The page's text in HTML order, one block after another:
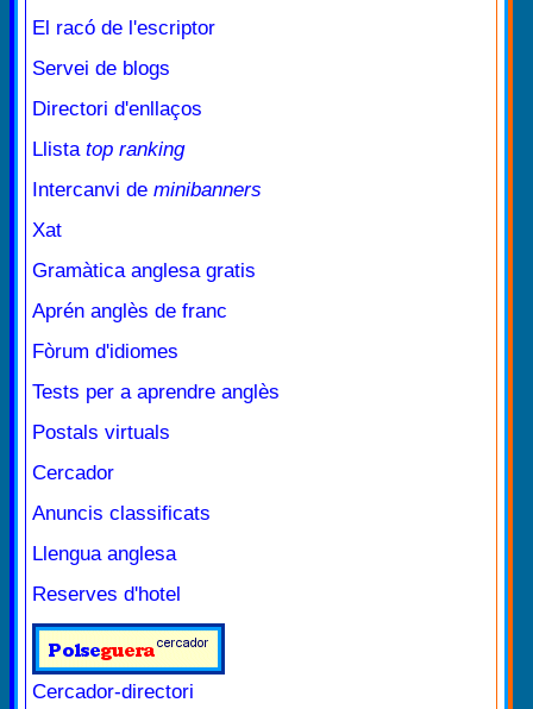
El racó de l'escriptor
Servei de blogs
Directori d'enllaços
Llista top ranking
Intercanvi de minibanners
Xat
Gramàtica anglesa gratis
Aprén anglès de franc
Fòrum d'idiomes
Tests per a aprendre anglès
Postals virtuals
Cercador
Anuncis classificats
Llengua anglesa
Reserves d'hotel
Cercador-directori